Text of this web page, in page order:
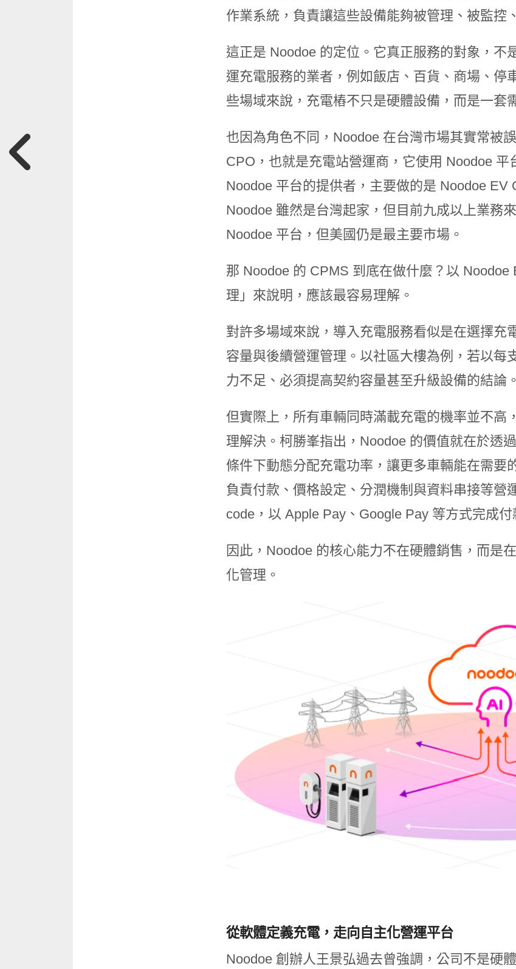
作業系統，負責讓這些設備能夠被管理、被監控
這正是 Noodoe 的定位。它真正服務的對象，不
運充電服務的業者，例如飯店、百貨、商場、停
些場域來說，充電樁不只是硬體設備，而是一套
也因為角色不同，Noodoe 在台灣市場其實常被
CPO，也就是充電站營運商，它使用 Noodoe
Noodoe 平台的提供者，主要做的是 Noodoe EV
Noodoe 雖然是台灣起家，但目前九成以上業務
Noodoe 平台，但美國仍是最主要市場。
那 Noodoe 的 CPMS 到底在做什麼？以
理」來說明，應該最容易理解。
對許多場域來說，導入充電服務看似是在選擇充
容量與後續營運管理。以社區大樓為例，若以每
力不足、必須提高契約容量甚至升級設備的結論。
但實際上，所有車輛同時滿載充電的機率並不高
理解決。柯勝峯指出，Noodoe 的價值就在於透
條件下動態分配充電功率，讓更多車輛能在需要
負責付款、價格設定、分潤機制與資料串接等營
code，以 Apple Pay、Google Pay 等方式完成付
因此，Noodoe 的核心能力不在硬體銷售，而是
化管理。
從軟體定義充電，走向自主化營運平台
Noodoe 創辦人王景弘過去曾強調，公司不是硬